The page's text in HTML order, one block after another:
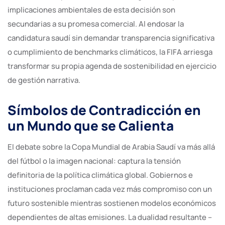
implicaciones ambientales de esta decisión son
secundarias a su promesa comercial. Al endosar la
candidatura saudí sin demandar transparencia significativa
o cumplimiento de benchmarks climáticos, la FIFA arriesga
transformar su propia agenda de sostenibilidad en ejercicio
de gestión narrativa.
Símbolos de Contradicción en
un Mundo que se Calienta
El debate sobre la Copa Mundial de Arabia Saudí va más allá
del fútbol o la imagen nacional: captura la tensión
definitoria de la política climática global. Gobiernos e
instituciones proclaman cada vez más compromiso con un
futuro sostenible mientras sostienen modelos económicos
dependientes de altas emisiones. La dualidad resultante –